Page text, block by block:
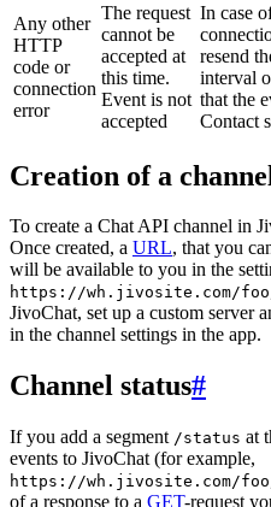
Any other
HTTP
code or
connection
error
The request
cannot be
accepted at
this time.
Event is not
accepted
In case
resend
interval
that the
Contact
Creation of a
To create a Chat API channel in
Once created, a URL, that you
will be available to you in the
https://wh.jivosite.com/
JivoChat, set up a custom server
in the channel settings in the app.
Channel status#
If you add a segment /status at
events to JivoChat (for example,
https://wh.jivosite.com/
of a response to a GET-request